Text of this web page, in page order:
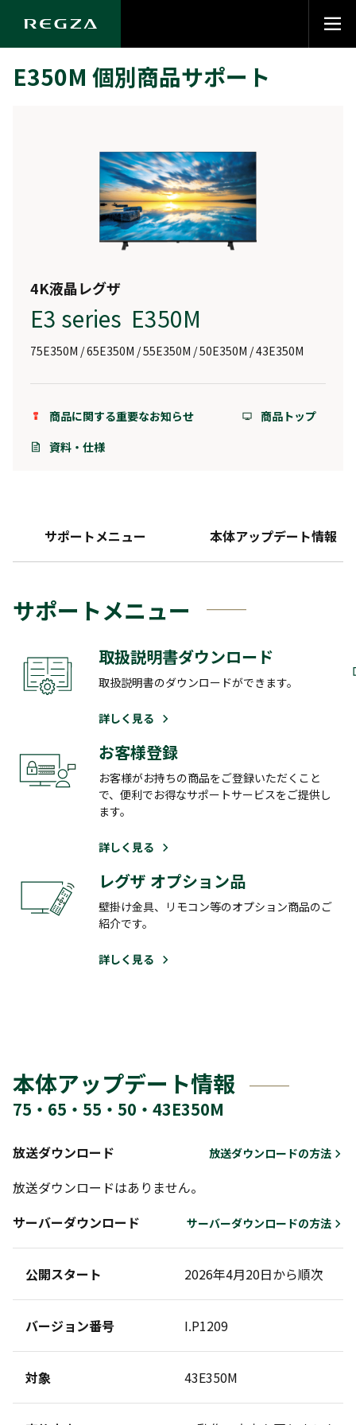
E350M 個別商品サポート
4K液晶レグザ
E3 series E350M
75E350M / 65E350M / 55E350M / 50E350M / 43E350M
商品に関する重要なお知らせ
商品トップ
資料・仕様
サポートメニュー 本体アップデート情報
サポートメニュー
取扱説明書ダウンロード
取扱説明書のダウンロードができます。
詳しく見る
お客様登録
お客様がお持ちの商品をご登録いただくこと
で、便利でお得なサポートサービスをご提供し
ます。
詳しく見る
レグザ オプション品
壁掛け金具、リモコン等のオプション商品のご
紹介です。
詳しく見る
本体アップデート情報
75・65・55・50・43E350M
放送ダウンロード 放送ダウンロードの方法
放送ダウンロードはありません。
サーバーダウンロード
サーバーダウンロードの方法
公開スタート 2026年4月20日から順次
バージョン番号 I.P1209
対象 43E350M